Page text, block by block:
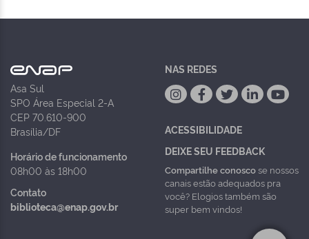
Asa Sul
SPO Área Especial 2-A
CEP 70.610-900
Brasília/DF
Horário de funcionamento
08h00 às 18h00
Contato
biblioteca@enap.gov.br
NAS REDES
ACESSIBILIDADE
DEIXE SEU FEEDBACK
Compartilhe conoscose nossos
canais estão adequados pra
você? Elogios também são
super bem vindos!